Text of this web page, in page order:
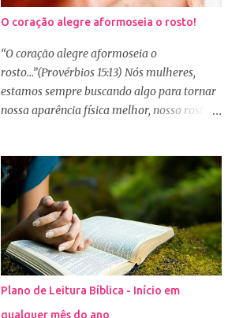
O coração alegre aformoseia o rosto!
“O coração alegre aformoseia o
rosto...”(Provérbios 15:13) Nós mulheres,
estamos sempre buscando algo para tornar
nossa aparência física melhor, nosso rosto
cosméticos e produtos de beleza. No Youtube
por exemplo, os canais com mais seguidores
são das blogueiras que dão dicas de beleza,
ensinam a se maquiar e testam produtos.
Não é errado gostar de se cuidar e buscar
conhecimento de como ficar mais bonita e
atraente. Eu também gosto de maquiagem e
dicas de beleza, no entanto, precisamos
Plano de Leitura Bíblica - Início em
qualquer mês do ano